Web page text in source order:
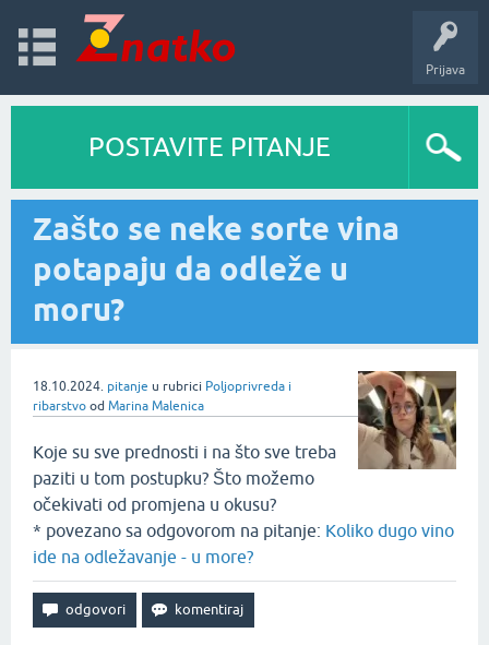
Prijava
POSTAVITE PITANJE
Zašto se neke sorte vina
potapaju da odleže u
moru?
18.10.2024. pitanje u rubrici Poljoprivreda i
ribarstvo od Marina Malenica
Koje su sve prednosti i na što sve treba
paziti u tom postupku? Što možemo
očekivati od promjena u okusu?
* povezano sa odgovorom na pitanje: Koliko dugo vino
ide na odležavanje - u more?